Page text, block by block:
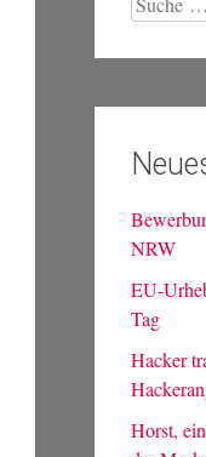
nach:
NRW
EU-
Tag
Hacker
Horst,